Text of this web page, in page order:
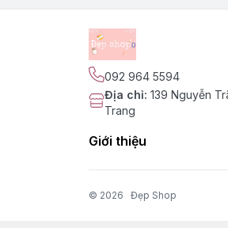
092 964 5594
Địa chỉ: 139 Nguyễn
Trang
Giới thiệu
© 2026 Đẹp Shop